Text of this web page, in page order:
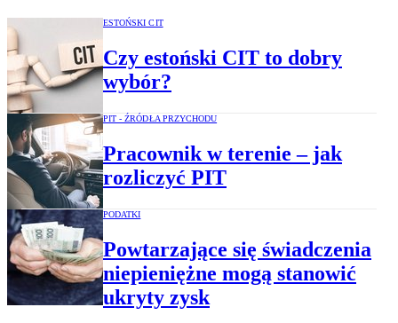
ESTOŃSKI CIT
Czy estoński CIT to dobry
wybór?
PIT - ŹRÓDŁA PRZYCHODU
Pracownik w terenie – jak
rozliczyć PIT
PODATKI
Powtarzające się świadczenia
niepieniężne mogą stanowić
ukryty zysk